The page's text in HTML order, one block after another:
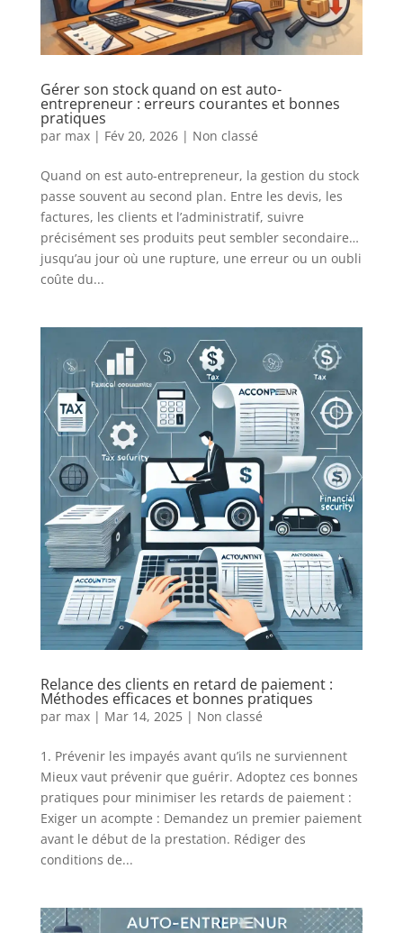
Gérer son stock quand on est auto-
entrepreneur : erreurs courantes et bonnes
pratiques
par max| Fév 20, 2026| Non classé
Quand on est auto-entrepreneur, la gestion du stock
passe souvent au second plan. Entre les devis, les
factures, les clients et l’administratif, suivre
précisément ses produits peut sembler secondaire…
jusqu’au jour où une rupture, une erreur ou un oubli
coûte du...
Relance des clients en retard de paiement :
Méthodes efficaces et bonnes pratiques
par max| Mar 14, 2025| Non classé
1. Prévenir les impayés avant qu’ils ne surviennent
Mieux vaut prévenir que guérir. Adoptez ces bonnes
pratiques pour minimiser les retards de paiement :
Exiger un acompte : Demandez un premier paiement
avant le début de la prestation. Rédiger des
conditions de...